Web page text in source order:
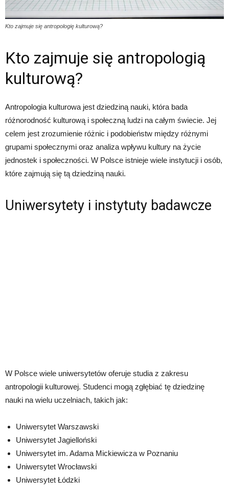
Kto zajmuje się antropologię kulturową?
Kto zajmuje się antropologią
kulturową?
Antropologia kulturowa jest dziedziną nauki, która bada
różnorodność kulturową i społeczną ludzi na całym świecie. Jej
celem jest zrozumienie różnic i podobieństw między różnymi
grupami społecznymi oraz analiza wpływu kultury na życie
jednostek i społeczności. W Polsce istnieje wiele instytucji i osób,
które zajmują się tą dziedziną nauki.
Uniwersytety i instytuty badawcze
W Polsce wiele uniwersytetów oferuje studia z zakresu
antropologii kulturowej. Studenci mogą zgłębiać tę dziedzinę
nauki na wielu uczelniach, takich jak:
Uniwersytet Warszawski
Uniwersytet Jagielloński
Uniwersytet im. Adama Mickiewicza w Poznaniu
Uniwersytet Wrocławski
Uniwersytet Łódzki